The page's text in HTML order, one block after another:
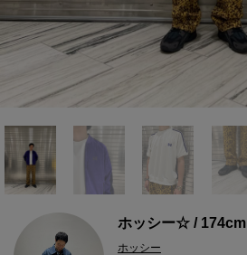
ホッシー☆ / 174cm
ホッシー